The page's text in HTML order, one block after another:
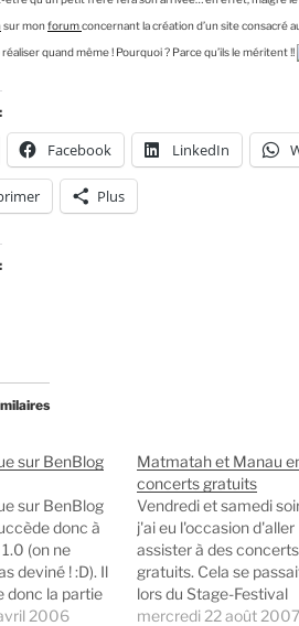
sur monforumconcernant la création d’un site consacré
quand même ! Pourquoi ? Parce qu’ils le méritent !!
Facebook LinkedIn
Plus
sur BenBlog
sur BenBlog
donc à
(on ne
deviné ! :D). Il
donc la partie
visible de
2006
Matmatah et Manau
concerts gratuits
Vendredi et samedi
j'ai eu l'occasion d'aller
assister à des concerts
gratuits. Cela se
lors du Stage-Festival
international DARC à
mercredi 22 août 2007